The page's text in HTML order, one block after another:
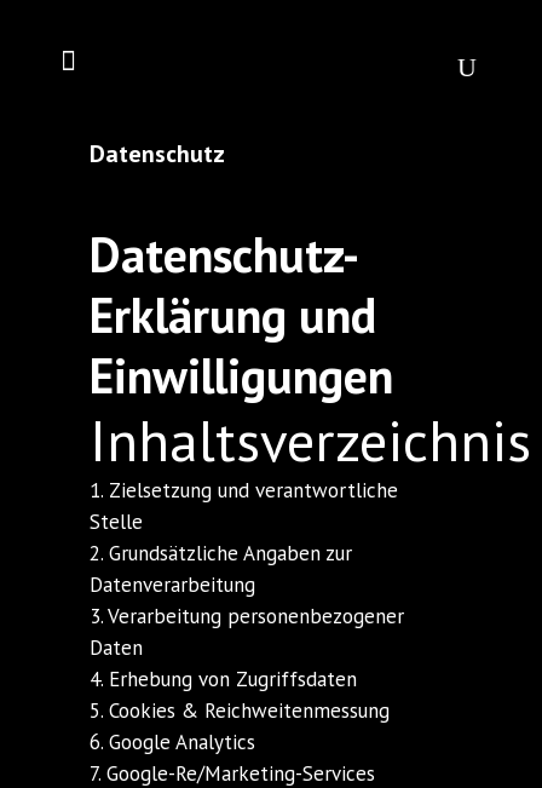
Datenschutz
Datenschutz-
Erklärung und
Einwilligungen
Inhaltsverzeichnis
1. Zielsetzung und verantwortliche
Stelle
2. Grundsätzliche Angaben zur
Datenverarbeitung
3. Verarbeitung personenbezogener
Daten
4. Erhebung von Zugriffsdaten
5. Cookies & Reichweitenmessung
6. Google Analytics
7. Google-Re/Marketing-Services